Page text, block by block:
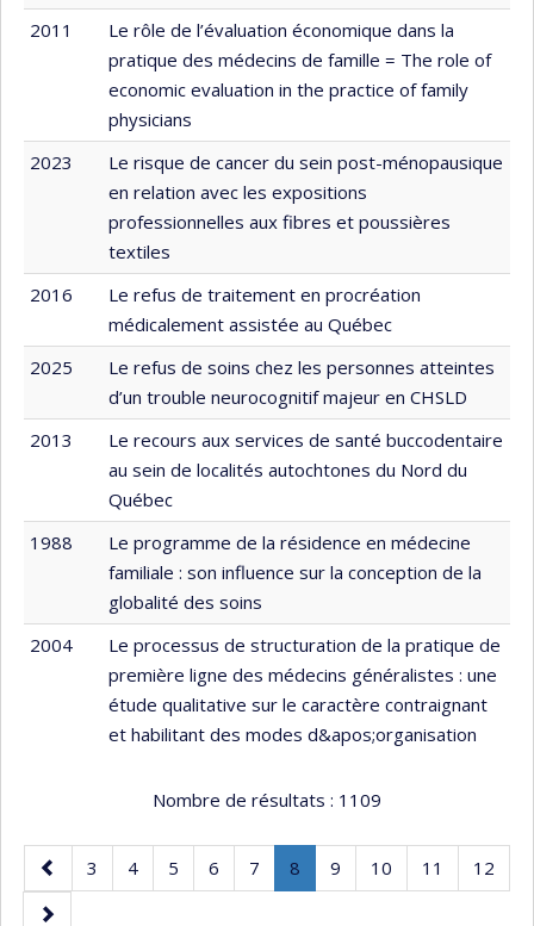
2011
Le rôle de l’évaluation économique dans la
pratique des médecins de famille = The role of
economic evaluation in the practice of family
physicians
2023
Le risque de cancer du sein post-ménopausique
en relation avec les expositions
professionnelles aux fibres et poussières
textiles
2016
Le refus de traitement en procréation
médicalement assistée au Québec
2025
Le refus de soins chez les personnes atteintes
d’un trouble neurocognitif majeur en CHSLD
2013
Le recours aux services de santé buccodentaire
au sein de localités autochtones du Nord du
Québec
1988
Le programme de la résidence en médecine
familiale : son influence sur la conception de la
globalité des soins
2004
Le processus de structuration de la pratique de
première ligne des médecins généralistes : une
étude qualitative sur le caractère contraignant
et habilitant des modes d&apos;organisation
Nombre de résultats : 1109
Page
précédente
Page
3 Page
4 Page
5 Page
6 Page
7 Page
8
Page
Page
9 Page
10 Page
11 Page
12
Page